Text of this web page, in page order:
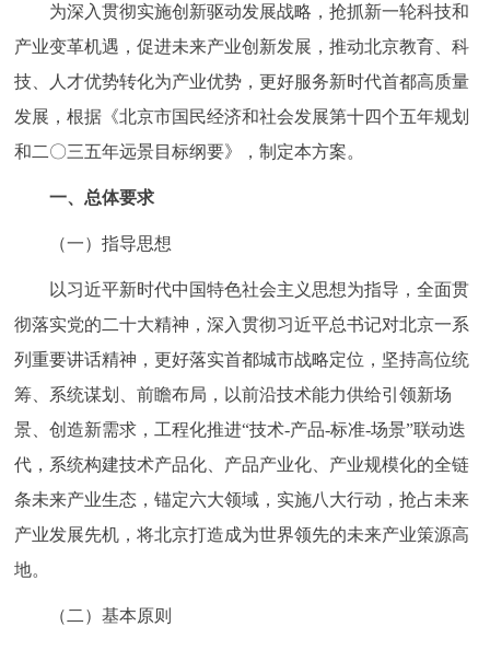
北京概况 十六区概览 人文北京
绿色北京 图说北京 视频北京
DEUTSCH FRANÇAIS РУССКИЙ ЯЗЫК
ESPAÑOL العربية PORTUGUÊS
ITALIANO
回到顶部
为深入贯彻实施创新驱动发展战略，抢抓新一轮科技和
产业变革机遇，促进未来产业创新发展，推动北京教育、科
技、人才优势转化为产业优势，更好服务新时代首都高质量
发展，根据《北京市国民经济和社会发展第十四个五年规划
和二〇三五年远景目标纲要》，制定本方案。
一、总体要求
（一）指导思想
以习近平新时代中国特色社会主义思想为指导，全面贯
彻落实党的二十大精神，深入贯彻习近平总书记对北京一系
列重要讲话精神，更好落实首都城市战略定位，坚持高位统
筹、系统谋划、前瞻布局，以前沿技术能力供给引领新场
景、创造新需求，工程化推进“技术-产品-标准-场景”联动迭
代，系统构建技术产品化、产品产业化、产业规模化的全链
条未来产业生态，锚定六大领域，实施八大行动，抢占未来
产业发展先机，将北京打造成为世界领先的未来产业策源高
地。
（二）基本原则